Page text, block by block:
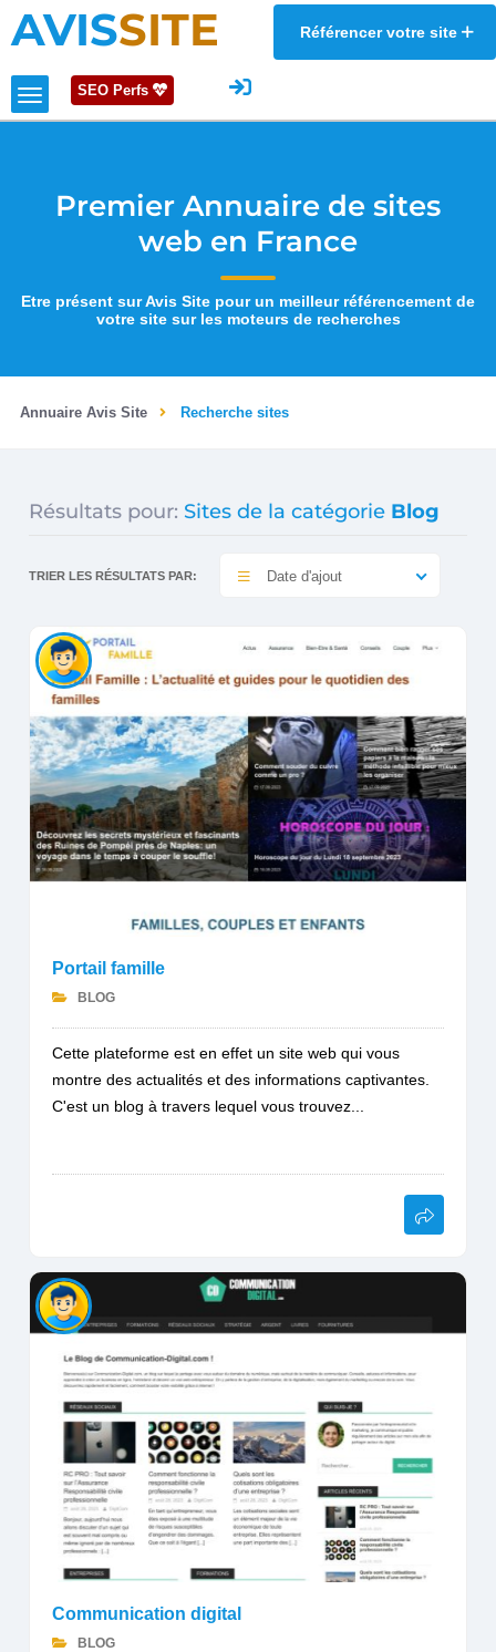
AVISSITE Référencer votre site
SEO Perfs
Premier Annuaire de sites
web en France
Etre présent sur Avis Site pour un meilleur référencement de
votre site sur les moteurs de recherches
Annuaire Avis Site Recherche sites
Résultats pour: Sites de la catégorie Blog
TRIER LES RÉSULTATS PAR: Date d'ajout
Portail famille
BLOG
Cette plateforme est en effet un site web qui vous
montre des actualités et des informations captivantes.
C'est un blog à travers lequel vous trouvez...
Communication digital
BLOG